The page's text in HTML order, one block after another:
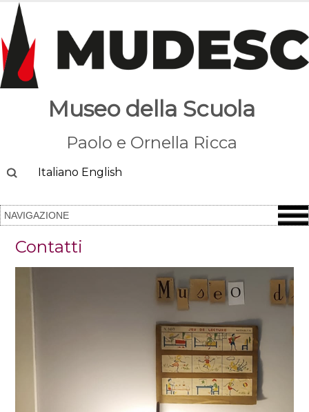
Museo della Scuola
Paolo e Ornella Ricca
CercaItaliano English
Contatti